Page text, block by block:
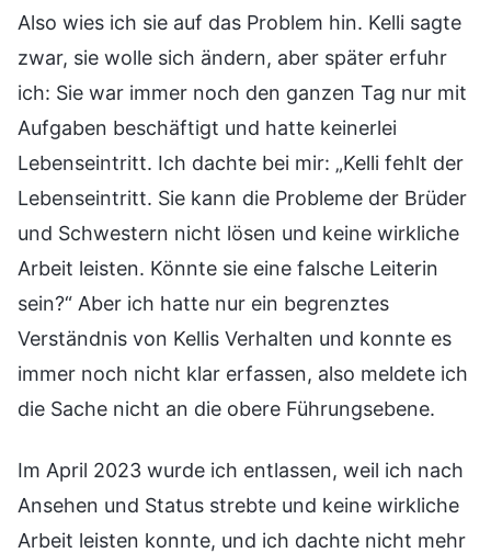
Also wies ich sie auf das Problem hin. Kelli sagte
zwar, sie wolle sich ändern, aber später erfuhr
ich: Sie war immer noch den ganzen Tag nur mit
Aufgaben beschäftigt und hatte keinerlei
Lebenseintritt. Ich dachte bei mir: „Kelli fehlt der
Lebenseintritt. Sie kann die Probleme der Brüder
und Schwestern nicht lösen und keine wirkliche
Arbeit leisten. Könnte sie eine falsche Leiterin
sein?“ Aber ich hatte nur ein begrenztes
Verständnis von Kellis Verhalten und konnte es
immer noch nicht klar erfassen, also meldete ich
die Sache nicht an die obere Führungsebene.
Im April 2023 wurde ich entlassen, weil ich nach
Ansehen und Status strebte und keine wirkliche
Arbeit leisten konnte, und ich dachte nicht mehr